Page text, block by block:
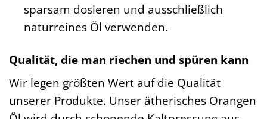
sparsam dosieren und ausschließlich
naturreines Öl verwenden.
Qualität, die man riechen und spüren kann
Wir legen größten Wert auf die Qualität
unserer Produkte. Unser ätherisches Orangen